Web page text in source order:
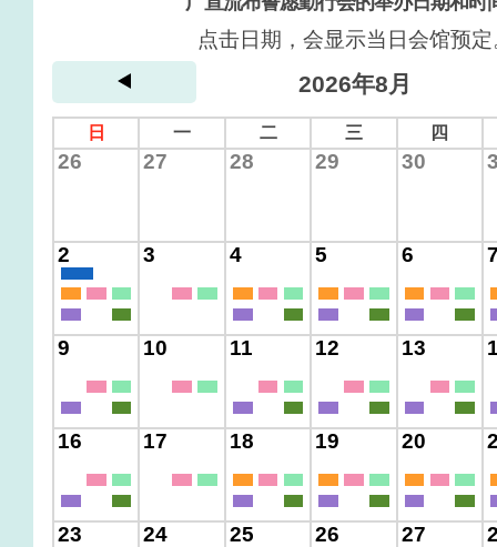
点击日期，会显示当日会馆预定
2026年8月
日 一 二 三 四
26 27 28 29 30
2 3 4 5 6
9 10 11 12 13
16 17 18 19 20
23 24 25 26 27